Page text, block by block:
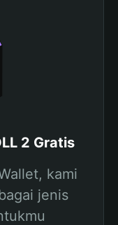
2 Gratis
kami
jenis